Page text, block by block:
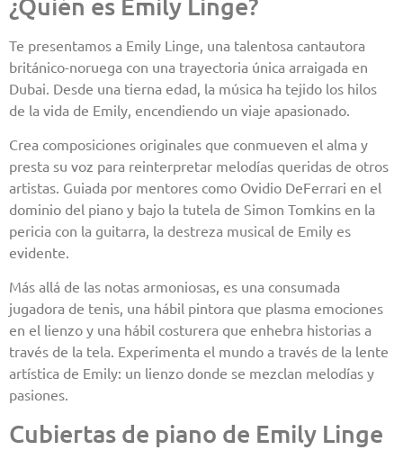
Te presentamos a Emily Linge, una talentosa cantautora
británico-noruega con una trayectoria única arraigada en
Dubai. Desde una tierna edad, la música ha tejido los hilos
de la vida de Emily, encendiendo un viaje apasionado.
Crea composiciones originales que conmueven el alma y
presta su voz para reinterpretar melodías queridas de otros
artistas. Guiada por mentores como Ovidio DeFerrari en el
dominio del piano y bajo la tutela de Simon Tomkins en la
pericia con la guitarra, la destreza musical de Emily es
evidente.
Más allá de las notas armoniosas, es una consumada
jugadora de tenis, una hábil pintora que plasma emociones
en el lienzo y una hábil costurera que enhebra historias a
través de la tela. Experimenta el mundo a través de la lente
artística de Emily: un lienzo donde se mezclan melodías y
pasiones.
Cubiertas de piano de Emily Linge